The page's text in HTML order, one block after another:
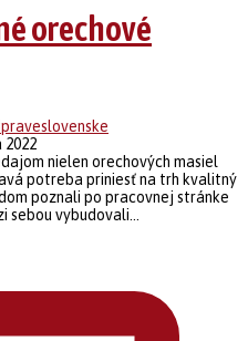
orechové
2022
nielen orechových masiel
potreba priniesť na trh kvalitný
poznali po pracovnej stránke
vybudovali...